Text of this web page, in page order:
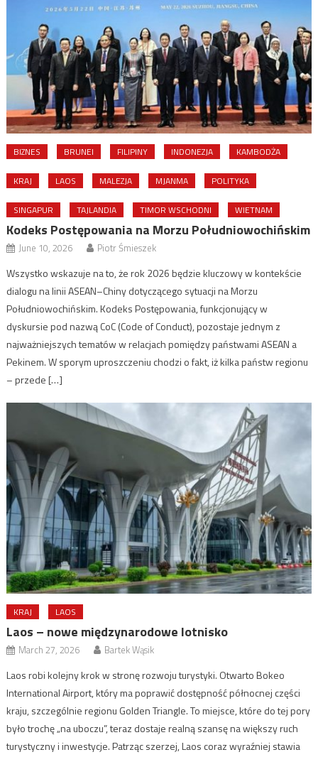
BIZNES BRUNEI FILIPINY INDONEZJA KAMBODŻA
KRAJ LAOS MALEZJA MJANMA POLITYKA
SINGAPUR TAJLANDIA TIMOR WSCHODNI WIETNAM
Kodeks Postępowania na Morzu Południowochińskim
June 10, 2026 Piotr Śmieszek
Wszystko wskazuje na to, że rok 2026 będzie kluczowy w kontekście
dialogu na linii ASEAN–Chiny dotyczącego sytuacji na Morzu
Południowochińskim. Kodeks Postępowania, funkcjonujący w
dyskursie pod nazwą CoC (Code of Conduct), pozostaje jednym z
najważniejszych tematów w relacjach pomiędzy państwami ASEAN a
Pekinem. W sporym uproszczeniu chodzi o fakt, iż kilka państw regionu
– przede […]
KRAJ LAOS
Laos – nowe międzynarodowe lotnisko
March 27, 2026 Bartek Wąsik
Laos robi kolejny krok w stronę rozwoju turystyki. Otwarto Bokeo
International Airport, który ma poprawić dostępność północnej części
kraju, szczególnie regionu Golden Triangle. To miejsce, które do tej pory
było trochę „na uboczu”, teraz dostaje realną szansę na większy ruch
turystyczny i inwestycje. Patrząc szerzej, Laos coraz wyraźniej stawia